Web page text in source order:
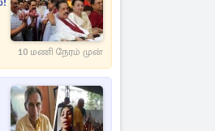
10 மணி நேரம் முன்